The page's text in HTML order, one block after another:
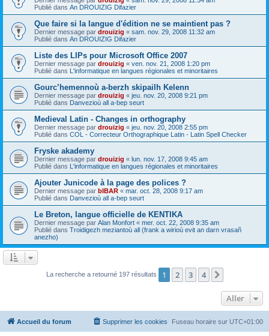
Publié dans An DROUIZIG Difazier
Que faire si la langue d'édition ne se maintient pas ?
Dernier message par drouizig « sam. nov. 29, 2008 11:32 am
Publié dans An DROUIZIG Difazier
Liste des LIPs pour Microsoft Office 2007
Dernier message par drouizig « ven. nov. 21, 2008 1:20 pm
Publié dans L'informatique en langues régionales et minoritaires
Gourc’hemennoù a-berzh skipailh Kelenn
Dernier message par drouizig « jeu. nov. 20, 2008 9:21 pm
Publié dans Danvezioù all a-bep seurt
Medieval Latin - Changes in orthography
Dernier message par drouizig « jeu. nov. 20, 2008 2:55 pm
Publié dans COL - Correcteur Orthographique Latin - Latin Spell Checker
Fryske akademy
Dernier message par drouizig « lun. nov. 17, 2008 9:45 am
Publié dans L'informatique en langues régionales et minoritaires
Ajouter Junicode à la page des polices ?
Dernier message par bIBAR « mar. oct. 28, 2008 9:17 am
Publié dans Danvezioù all a-bep seurt
Le Breton, langue officielle de KENTIKA
Dernier message par Alan Monfort « mer. oct. 22, 2008 9:35 am
Publié dans Troidigezh meziantoù all (frank a wirioù evit an darn vrasañ
anezho)
La recherche a retourné 197 résultats 1 2 3 4
Aller
Accueil du forum Fuseau horaire sur UTC+01:00
Supprimer les cookies